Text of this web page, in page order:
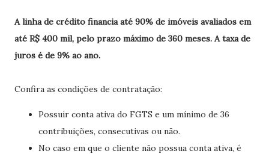
A linha de crédito financia até 90% de imóveis avaliados em
até R$ 400 mil, pelo prazo máximo de 360 meses. A taxa de
juros é de 9% ao ano.
Confira as condições de contratação:
Possuir conta ativa do FGTS e um mínimo de 36
contribuições, consecutivas ou não.
No caso em que o cliente não possua conta ativa, é